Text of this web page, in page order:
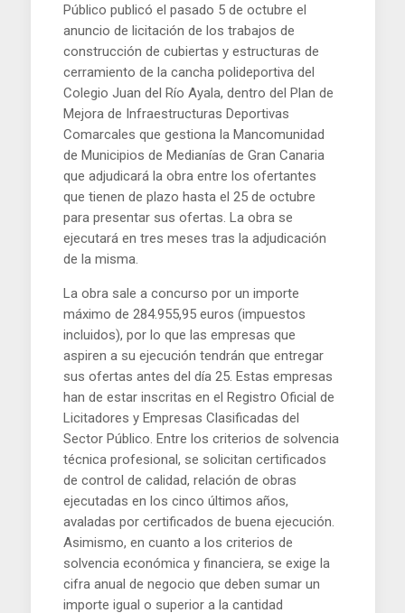
Público publicó el pasado 5 de octubre el
anuncio de licitación de los trabajos de
construcción de cubiertas y estructuras de
cerramiento de la cancha polideportiva del
Colegio Juan del Río Ayala, dentro del Plan de
Mejora de Infraestructuras Deportivas
Comarcales que gestiona la Mancomunidad
de Municipios de Medianías de Gran Canaria
que adjudicará la obra entre los ofertantes
que tienen de plazo hasta el 25 de octubre
para presentar sus ofertas. La obra se
ejecutará en tres meses tras la adjudicación
de la misma.
La obra sale a concurso por un importe
máximo de 284.955,95 euros (impuestos
incluidos), por lo que las empresas que
aspiren a su ejecución tendrán que entregar
sus ofertas antes del día 25. Estas empresas
han de estar inscritas en el Registro Oficial de
Licitadores y Empresas Clasificadas del
Sector Público. Entre los criterios de solvencia
técnica profesional, se solicitan certificados
de control de calidad, relación de obras
ejecutadas en los cinco últimos años,
avaladas por certificados de buena ejecución.
Asimismo, en cuanto a los criterios de
solvencia económica y financiera, se exige la
cifra anual de negocio que deben sumar un
importe igual o superior a la cantidad